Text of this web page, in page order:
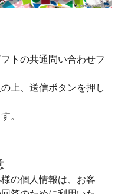
トの共通問い合わせフ
上、送信ボタンを押し
。
の個人情報は、お客